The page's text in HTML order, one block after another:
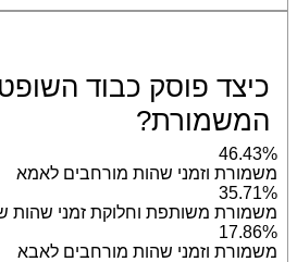
כיצד פוסק כבוד
המשמורת?
46.43%
משמורת וזמני שהות מורחבים לאמא
35.71%
משמורת משותפת וחלוקת זמני שהות
17.86%
משמורת וזמני שהות מורחבים לאבא